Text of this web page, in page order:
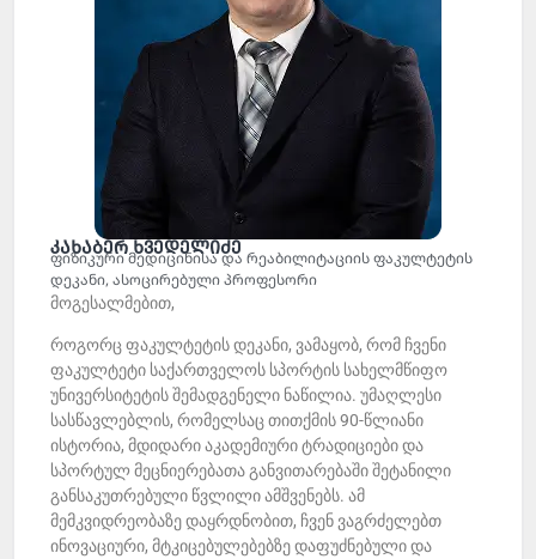
კახაბერ ხვედელიძე
ფიზიკური მედიცინისა და რეაბილიტაციის ფაკულტეტის
დეკანი, ასოცირებული პროფესორი
მოგესალმებით,
როგორც ფაკულტეტის დეკანი, ვამაყობ, რომ ჩვენი
ფაკულტეტი საქართველოს სპორტის სახელმწიფო
უნივერსიტეტის შემადგენელი ნაწილია. უმაღლესი
სასწავლებლის, რომელსაც თითქმის 90-წლიანი
ისტორია, მდიდარი აკადემიური ტრადიციები და
სპორტულ მეცნიერებათა განვითარებაში შეტანილი
განსაკუთრებული წვლილი ამშვენებს. ამ
მემკვიდრეობაზე დაყრდნობით, ჩვენ ვაგრძელებთ
ინოვაციური, მტკიცებულებებზე დაფუძნებული და